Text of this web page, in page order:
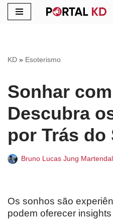
conteúdo
KD » Esoterismo
Sonhar
Descubra
por Trás do
Bruno Lucas Jung Martendal
Os sonhos são
podem oferecer